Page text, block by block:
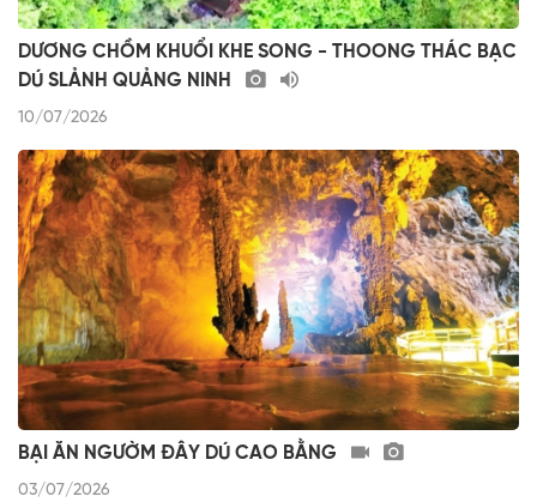
DƯƠNG CHỒM KHUỔI KHE SONG - THOONG THÁC BẠC
DÚ SLẢNH QUẢNG NINH
10/07/2026
BẠI ĂN NGƯỜM ĐÂY DÚ CAO BẰNG
03/07/2026